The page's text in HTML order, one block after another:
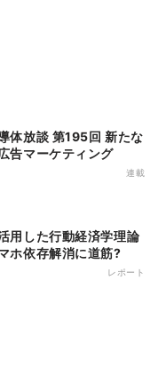
体放談 第195回 新たな
告マーケティング
連載
用した行動経済学理論
ホ依存解消に道筋?
レポート